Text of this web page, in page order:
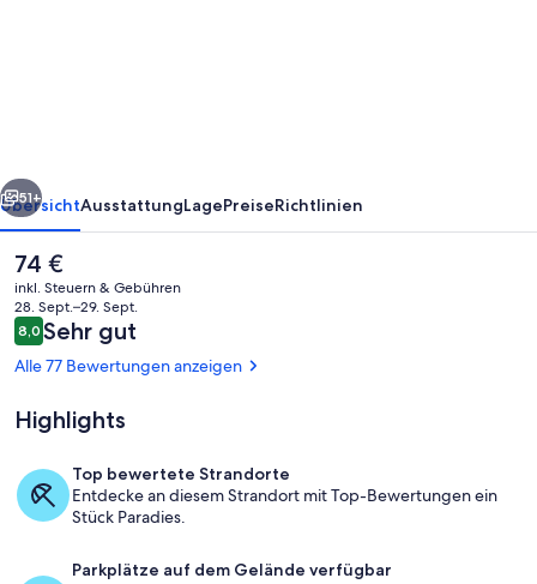
de
la
Plage
Weiter
51+
ÜbersichtAusstattungLagePreiseRichtlinien
Der
aktuelle
Preis
beträgt
74 €.
74 €
inkl. Steuern & Gebühren
28. Sept.–29. Sept.
Bewertungen
8,08,0 von 10.
Sehr gut
Alle 77 Bewertungen anzeigen
Highlights
Top bewertete Strandorte
Entdecke an diesem Strandort mit Top-Bewertungen ein
Stück Paradies.
Parkplätze auf dem Gelände verfügbar